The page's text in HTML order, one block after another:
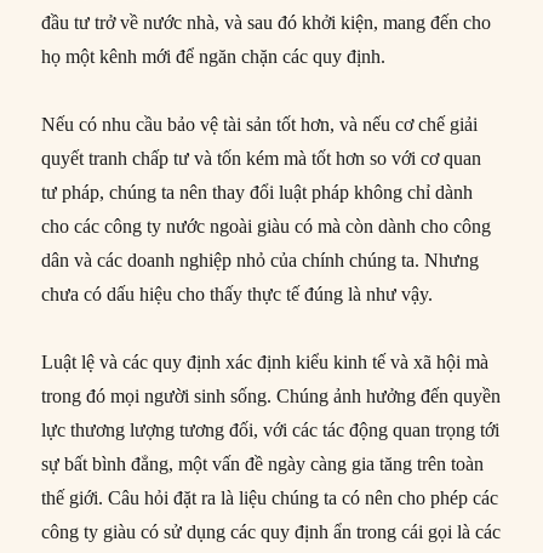
đầu tư trở về nước nhà, và sau đó khởi kiện, mang đến cho
họ một kênh mới để ngăn chặn các quy định.
Nếu có nhu cầu bảo vệ tài sản tốt hơn, và nếu cơ chế giải
quyết tranh chấp tư và tốn kém mà tốt hơn so với cơ quan
tư pháp, chúng ta nên thay đổi luật pháp không chỉ dành
cho các công ty nước ngoài giàu có mà còn dành cho công
dân và các doanh nghiệp nhỏ của chính chúng ta. Nhưng
chưa có dấu hiệu cho thấy thực tế đúng là như vậy.
Luật lệ và các quy định xác định kiểu kinh tế và xã hội mà
trong đó mọi người sinh sống. Chúng ảnh hưởng đến quyền
lực thương lượng tương đối, với các tác động quan trọng tới
sự bất bình đẳng, một vấn đề ngày càng gia tăng trên toàn
thế giới. Câu hỏi đặt ra là liệu chúng ta có nên cho phép các
công ty giàu có sử dụng các quy định ẩn trong cái gọi là các